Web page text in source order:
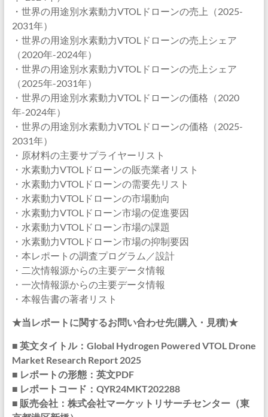
・世界の用途別水素動力VTOLドローンの売上（2025-
2031年）
・世界の用途別水素動力VTOLドローンの売上シェア
（2020年-2024年）
・世界の用途別水素動力VTOLドローンの売上シェア
（2025年-2031年）
・世界の用途別水素動力VTOLドローンの価格（2020
年-2024年）
・世界の用途別水素動力VTOLドローンの価格（2025-
2031年）
・原材料の主要サプライヤーリスト
・水素動力VTOLドローンの販売業者リスト
・水素動力VTOLドローンの需要先リスト
・水素動力VTOLドローンの市場動向
・水素動力VTOLドローン市場の促進要因
・水素動力VTOLドローン市場の課題
・水素動力VTOLドローン市場の抑制要因
・本レポートの調査プログラム／設計
・二次情報源からの主要データ情報
・一次情報源からの主要データ情報
・本報告書の著者リスト
★当レポートに関するお問い合わせ先(購入・見積)★
■ 英文タイトル：Global Hydrogen Powered VTOL Drone
Market Research Report 2025
■ レポートの形態：英文PDF
■ レポートコード：QYR24MKT202288
■ 販売会社：株式会社マーケットリサーチセンター（東